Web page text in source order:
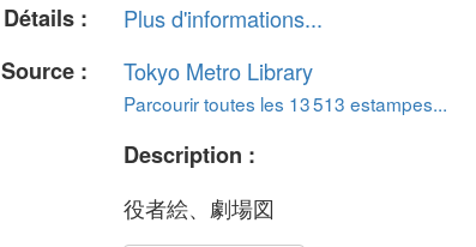
Détails :
Plus d'informations...
Source :
Tokyo Metro Library
Parcourir toutes les 13 513 estampes...
Description :
役者絵、劇場図